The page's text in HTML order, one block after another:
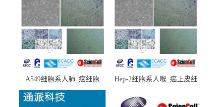
A549细胞系人肺_癌细胞
(A549细胞)
Hep-2细胞系人喉_癌上皮细